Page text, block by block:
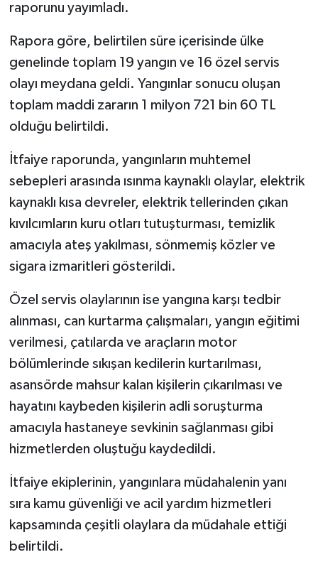
raporunu yayımladı.
Rapora göre, belirtilen süre içerisinde ülke
genelinde toplam 19 yangın ve 16 özel servis
olayı meydana geldi. Yangınlar sonucu oluşan
toplam maddi zararın 1 milyon 721 bin 60 TL
olduğu belirtildi.
İtfaiye raporunda, yangınların muhtemel
sebepleri arasında ısınma kaynaklı olaylar, elektrik
kaynaklı kısa devreler, elektrik tellerinden çıkan
kıvılcımların kuru otları tutuşturması, temizlik
amacıyla ateş yakılması, sönmemiş közler ve
sigara izmaritleri gösterildi.
Özel servis olaylarının ise yangına karşı tedbir
alınması, can kurtarma çalışmaları, yangın eğitimi
verilmesi, çatılarda ve araçların motor
bölümlerinde sıkışan kedilerin kurtarılması,
asansörde mahsur kalan kişilerin çıkarılması ve
hayatını kaybeden kişilerin adli soruşturma
amacıyla hastaneye sevkinin sağlanması gibi
hizmetlerden oluştuğu kaydedildi.
İtfaiye ekiplerinin, yangınlara müdahalenin yanı
sıra kamu güvenliği ve acil yardım hizmetleri
kapsamında çeşitli olaylara da müdahale ettiği
belirtildi.